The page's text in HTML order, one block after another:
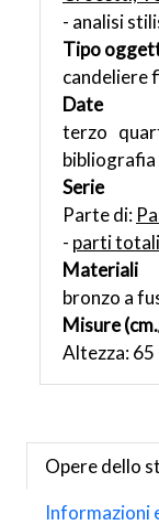
- analisi
Tipo
candeliere
Date
terzo
bibliografia
Serie
Parte di:
- parti
Materiali
bronzo a
Misure
Altezza:
Opere dello
Informazioni